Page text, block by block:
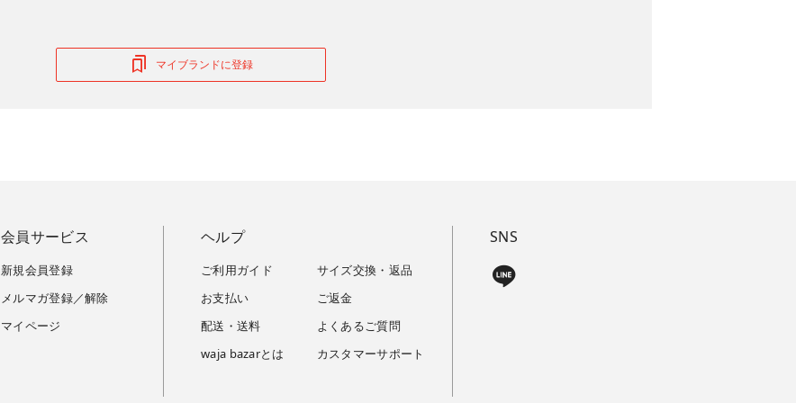
マイブランドに登録
会員サービス
新規会員登録
メルマガ登録／解除
マイページ
ヘルプ
ご利用ガイド
お支払い
配送・送料
waja bazarとは
サイズ交換・返品
ご返金
よくあるご質問
カスタマーサポート
SNS